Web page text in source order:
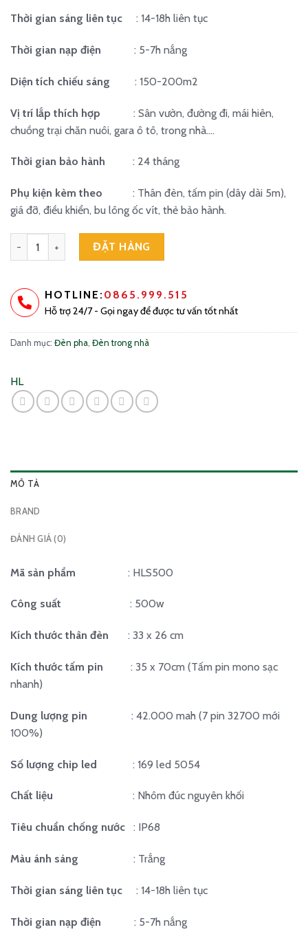
Thời gian sáng liên tục : 14-18h liên tục
Thời gian nạp điện : 5-7h nắng
Diện tích chiếu sáng : 150-200m2
Vị trí lắp thích hợp : Sân vườn, đường đi, mái hiên,
chuồng trại chăn nuôi, gara ô tô, trong nhà….
Thời gian bảo hành : 24 tháng
Phụ kiện kèm theo : Thân đèn, tấm pin (dây dài 5m),
giá đỡ, điều khiển, bu lông ốc vít, thẻ bảo hành.
Đèn năng lượng mặt trời chống lóa mắt ngọc 500W số lượng
ĐẶT HÀNG
HOTLINE: 0865.999.515
Hỗ trợ 24/7 - Gọi ngay để được tư vấn tốt nhất
Danh mục: Đèn pha Đèn trong nhà
HL
MÔ TẢ
BRAND
ĐÁNH GIÁ (0)
Mã sản phẩm : HLS500
Công suất : 500w
Kích thước thân đèn : 33 x 26 cm
Kích thước tấm pin : 35 x 70cm (Tấm pin mono sạc
nhanh)
Dung lượng pin : 42.000 mah (7 pin 32700 mới
100%)
Số lượng chip led : 169 led 5054
Chất liệu : Nhôm đúc nguyên khối
Tiêu chuẩn chống nước : IP68
Màu ánh sáng : Trắng
Thời gian sáng liên tục : 14-18h liên tục
Thời gian nạp điện : 5-7h nắng